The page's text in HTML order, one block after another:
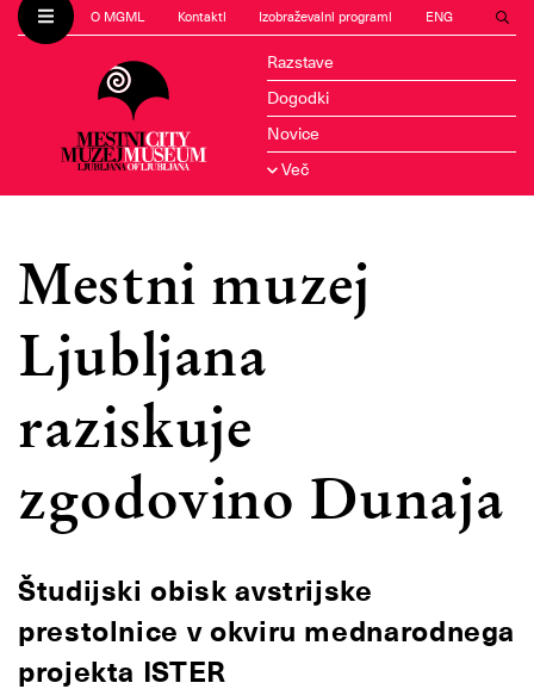
O MGML Kontakti Izobraževalni programi ENG
Razstave
Dogodki
Novice
Več
Mestni muzej
Ljubljana
raziskuje
zgodovino Dunaja
Študijski obisk avstrijske
prestolnice v okviru mednarodnega
projekta ISTER